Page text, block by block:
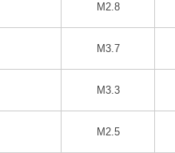
M2.8
M3.7
M3.3
M2.5